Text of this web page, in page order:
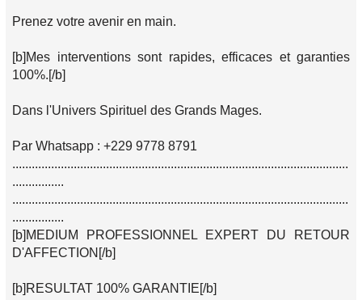
Prenez votre avenir en main.
[b]Mes interventions sont rapides, efficaces et garanties
100%.[/b]
Dans l'Univers Spirituel des Grands Mages.
Par Whatsapp : +229 9778 8791
........................................................................................................
................
........................................................................................................
................
[b]MEDIUM PROFESSIONNEL EXPERT DU RETOUR
D'AFFECTION[/b]
[b]RESULTAT 100% GARANTIE[/b]